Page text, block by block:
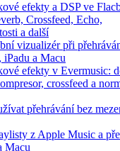
efekty a DSP ve
Crossfeed, Echo,
a další
vizualizér při
iPadu a Macu
efekty v Evermusic:
crossfeed a
přehrávání bez
z Apple Music a
Macu